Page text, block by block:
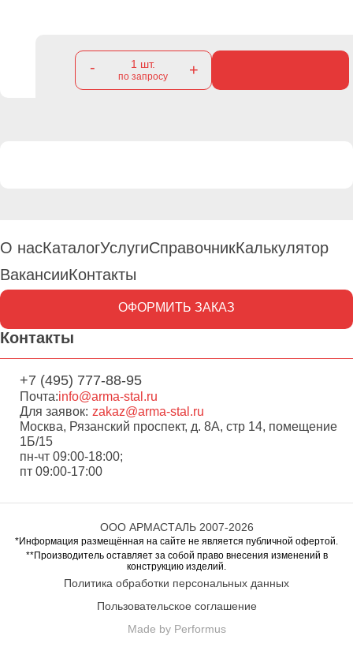
- 1 шт.
по запросу +
О насКаталогУслугиСправочникКалькулятор
ВакансииКонтакты
ОФОРМИТЬ ЗАКАЗ
Контакты
+7 (495) 777-88-95
Почта:info@arma-stal.ru
Для заявок: zakaz@arma-stal.ru
Москва, Рязанский проспект, д. 8А, стр 14, помещение
1Б/15
пн-чт 09:00-18:00;
пт 09:00-17:00
ООО АРМАСТАЛЬ 2007-2026
*Информация размещённая на сайте не является публичной офертой.
**Производитель оставляет за собой право внесения изменений в
конструкцию изделий.
Политика обработки персональных данных
Пользовательское соглашение
Made by Performus
Перейти в корзину